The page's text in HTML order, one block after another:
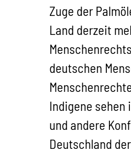
Zuge der
Land derzeit
deutschen
Indigene sehen
und andere
Deutschland